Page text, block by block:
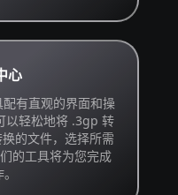
心
有直观的界面和操
以轻松地将 .3gp 转
的文件，选择所需
的工具将为您完成